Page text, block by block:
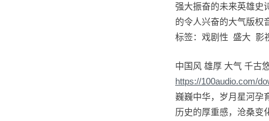
强大振奋的未来英雄史
的令人兴奋的大气版权
标签：戏剧性 盛大
中国风 雄厚 大气 千古
https://100audio.com/
巍巍中华，岁月星河孕
历史的厚重感，沧桑变